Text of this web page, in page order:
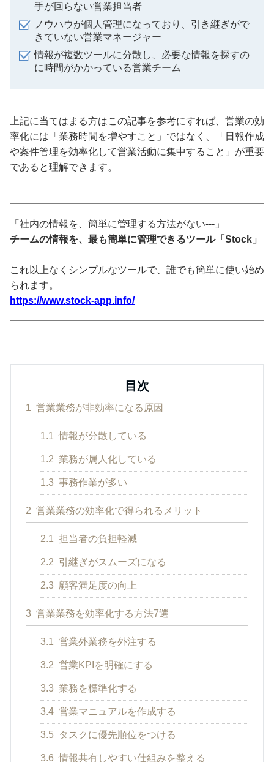
手が回らない営業担当者
ノウハウが個人管理になっており、引き継ぎがで
きていない営業マネージャー
情報が複数ツールに分散し、必要な情報を探すの
に時間がかかっている営業チーム
上記に当てはまる方はこの記事を参考にすれば、営業の効
率化には「業務時間を増やすこと」ではなく、「日報作成
や案件管理を効率化して営業活動に集中すること」が重要
であると理解できます。
「社内の情報を、簡単に管理する方法がない---」
チームの情報を、最も簡単に管理できるツール「Stock」
これ以上なくシンプルなツールで、誰でも簡単に使い始め
られます。
https://www.stock-app.info/
目次
1 営業業務が非効率になる原因
1.1 情報が分散している
1.2 業務が属人化している
1.3 事務作業が多い
2 営業業務の効率化で得られるメリット
2.1 担当者の負担軽減
2.2 引継ぎがスムーズになる
2.3 顧客満足度の向上
3 営業業務を効率化する方法7選
3.1 営業外業務を外注する
3.2 営業KPIを明確にする
3.3 業務を標準化する
3.4 営業マニュアルを作成する
3.5 タスクに優先順位をつける
3.6 情報共有しやすい仕組みを整える